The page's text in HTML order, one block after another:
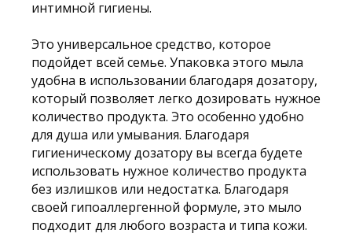
интимной гигиены.
Это универсальное средство, которое
подойдет всей семье. Упаковка этого мыла
удобна в использовании благодаря дозатору,
который позволяет легко дозировать нужное
количество продукта. Это особенно удобно
для душа или умывания. Благодаря
гигиеническому дозатору вы всегда будете
использовать нужное количество продукта
без излишков или недостатка. Благодаря
своей гипоаллергенной формуле, это мыло
подходит для любого возраста и типа кожи.